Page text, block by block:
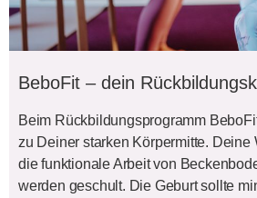
BeboFit – dein
Beim Rückbildungsprogramm
zu Deiner starken Körpermitte. Deine
die funktionale Arbeit von
werden geschult. Die Geburt sollte